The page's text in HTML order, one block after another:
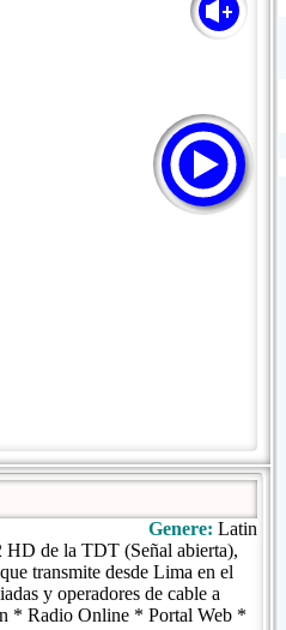
Genere: Latin
HD de la TDT (Señal abierta),
transmite desde Lima en el
y operadores de cable a
* Radio Online * Portal Web *